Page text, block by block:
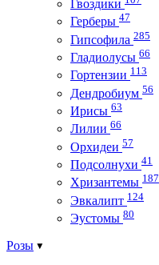
Гвоздики
Герберы 47
Гипсофила 285
Гладиолусы 66
Гортензии 113
Дендробиум 56
Ирисы 63
Лилии 66
Орхидеи 57
Подсолнухи 41
Хризантемы 187
Эвкалипт 124
Эустомы 80
Розы